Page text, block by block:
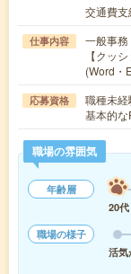
交通費支
仕事内容
一般事務
【クッ
(Word・
応募資格
職種未
基本的
職場の雰囲気
年齢層
20代
職場の様子
活気